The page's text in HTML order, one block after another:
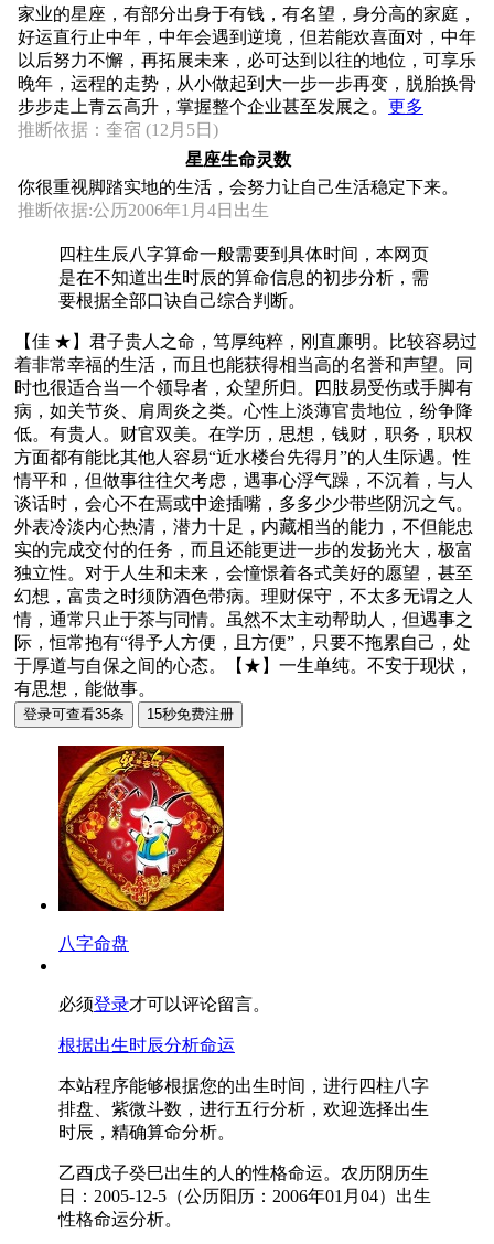
家业的星座，有部分出身于有钱，有名望，身分高的家庭，
好运直行止中年，中年会遇到逆境，但若能欢喜面对，中年
以后努力不懈，再拓展未来，必可达到以往的地位，可享乐
晚年，运程的走势，从小做起到大一步一步再变，脱胎换骨
步步走上青云高升，掌握整个企业甚至发展之。 更多
推断依据：奎宿 (12月5日)
星座生命灵数
你很重视脚踏实地的生活，会努力让自己生活稳定下来。
推断依据:公历2006年1月4日出生
四柱生辰八字算命一般需要到具体时间，本网页
是在不知道出生时辰的算命信息的初步分析，需
要根据全部口诀自己综合判断。
【佳 ★】君子贵人之命，笃厚纯粹，刚直廉明。比较容易过
着非常幸福的生活，而且也能获得相当高的名誉和声望。同
时也很适合当一个领导者，众望所归。四肢易受伤或手脚有
病，如关节炎、肩周炎之类。心性上淡薄官贵地位，纷争降
低。有贵人。财官双美。在学历，思想，钱财，职务，职权
方面都有能比其他人容易“近水楼台先得月”的人生际遇。性
情平和，但做事往往欠考虑，遇事心浮气躁，不沉着，与人
谈话时，会心不在焉或中途插嘴，多多少少带些阴沉之气。
外表冷淡内心热清，潜力十足，内藏相当的能力，不但能忠
实的完成交付的任务，而且还能更进一步的发扬光大，极富
独立性。对于人生和未来，会憧憬着各式美好的愿望，甚至
幻想，富贵之时须防酒色带病。理财保守，不太多无谓之人
情，通常只止于茶与同情。虽然不太主动帮助人，但遇事之
际，恒常抱有“得予人方便，且方便”，只要不拖累自己，处
于厚道与自保之间的心态。【★】一生单纯。不安于现状，
有思想，能做事。
八字命盘
必须登录才可以评论留言。
根据出生时辰分析命运
本站程序能够根据您的出生时间，进行四柱八字
排盘、紫微斗数，进行五行分析，欢迎选择出生
时辰，精确算命分析。
乙酉戊子癸巳出生的人的性格命运。农历阴历生
日：2005-12-5（公历阳历：2006年01月04）出生
性格命运分析。